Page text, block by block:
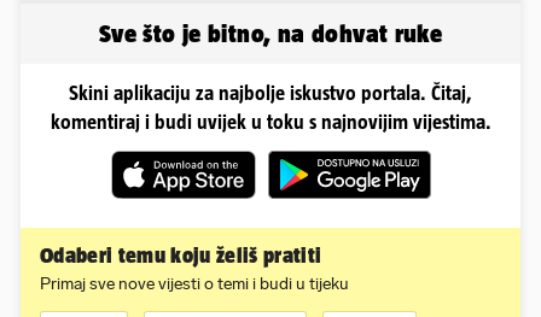
Sve što je bitno, na dohvat ruke
Skini aplikaciju za najbolje iskustvo portala. Čitaj,
komentiraj i budi uvijek u toku s najnovijim vijestima.
Odaberi temu koju želiš pratiti
Primaj sve nove vijesti o temi i budi u tijeku